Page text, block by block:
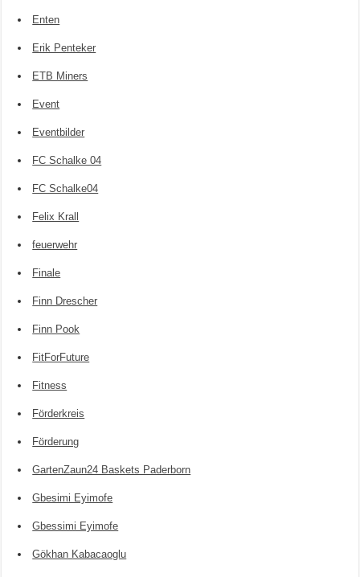
Enten
Erik Penteker
ETB Miners
Event
Eventbilder
FC Schalke 04
FC Schalke04
Felix Krall
feuerwehr
Finale
Finn Drescher
Finn Pook
FitForFuture
Fitness
Förderkreis
Förderung
GartenZaun24 Baskets Paderborn
Gbesimi Eyimofe
Gbessimi Eyimofe
Gökhan Kabacaoglu